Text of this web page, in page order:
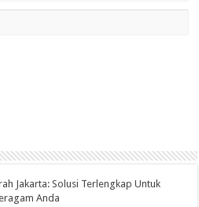
Jakarta: Solusi Terlengkap Untuk
Anda